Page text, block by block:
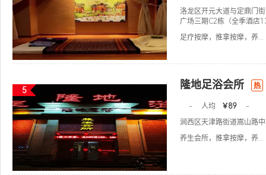
洛龙区开元大道与定鼎门
广场三期C2栋（全季酒店
足疗按摩，推拿按摩，养...
5 隆地足浴会所 热
- 人均 ￥89
-
涧西区天津路街道嵩山路
养生会所，推拿按摩，养...